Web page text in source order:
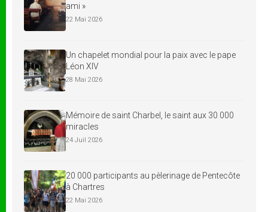
ami »
22 Mai 2026
Un chapelet mondial pour la paix avec le pape
Léon XIV
28 Mai 2026
Mémoire de saint Charbel, le saint aux 30 000
miracles
24 Juil 2026
20 000 participants au pèlerinage de Pentecôte
à Chartres
22 Mai 2026